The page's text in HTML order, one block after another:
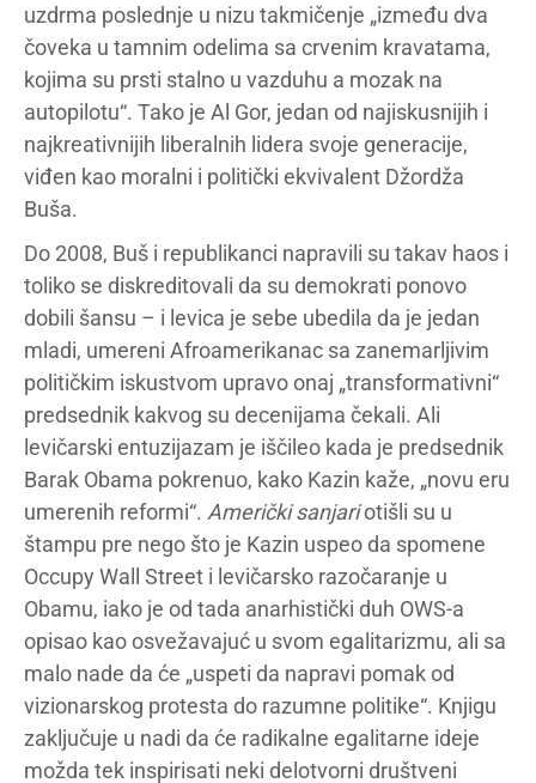
uzdrma poslednje u nizu takmičenje „između dva
čoveka u tamnim odelima sa crvenim kravatama,
kojima su prsti stalno u vazduhu a mozak na
autopilotu“. Tako je Al Gor, jedan od najiskusnijih i
najkreativnijih liberalnih lidera svoje generacije,
viđen kao moralni i politički ekvivalent Džordža
Buša.
Do 2008, Buš i republikanci napravili su takav haos i
toliko se diskreditovali da su demokrati ponovo
dobili šansu – i levica je sebe ubedila da je jedan
mladi, umereni Afroamerikanac sa zanemarljivim
političkim iskustvom upravo onaj „transformativni“
predsednik kakvog su decenijama čekali. Ali
levičarski entuzijazam je iščileo kada je predsednik
Barak Obama pokrenuo, kako Kazin kaže, „novu eru
umerenih reformi“. Američki sanjariotišli su u
štampu pre nego što je Kazin uspeo da spomene
Occupy Wall Street i levičarsko razočaranje u
Obamu, iako je od tada anarhistički duh OWS-a
opisao kao osvežavajuć u svom egalitarizmu, ali sa
malo nade da će „uspeti da napravi pomak od
vizionarskog protesta do razumne politike“. Knjigu
zaključuje u nadi da će radikalne egalitarne ideje
možda tek inspirisati neki delotvorni društveni